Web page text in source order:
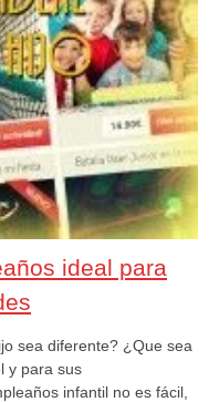
ideal para
sea diferente? ¿Que sea
y para sus
infantil no es fácil,